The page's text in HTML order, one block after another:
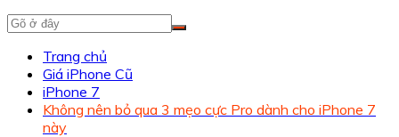
Trang chủ
Giá iPhone Cũ
iPhone 7
Không nên bỏ qua 3 mẹo cực Pro dành cho iPhone 7
này